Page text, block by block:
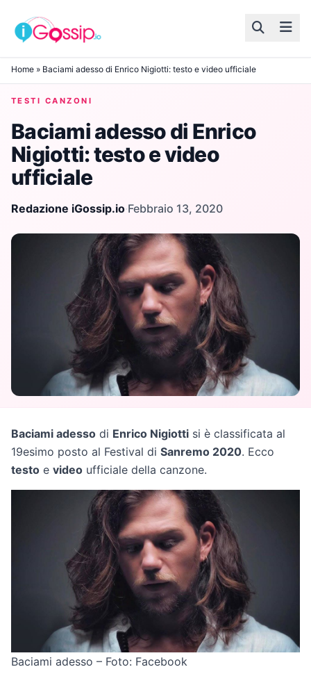
Skip to content
Home » Baciami adesso di Enrico Nigiotti: testo e video ufficiale
TESTI CANZONI
Baciami adesso di Enrico
Nigiotti: testo e video
ufficiale
Redazione iGossip.io·Febbraio 13, 2020
Baciami adesso di Enrico Nigiotti si è classificata al
19esimo posto al Festival di Sanremo 2020. Ecco
testo e video ufficiale della canzone.
Baciami adesso – Foto: Facebook